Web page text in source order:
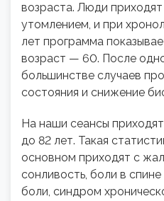
возраста. Люди
утомлением, и при
лет программа
возраст — 60. После
большинстве случаев
состояния и снижение
На наши сеансы
до 82 лет. Такая
основном приходят с
сонливость, боли в
боли, синдром